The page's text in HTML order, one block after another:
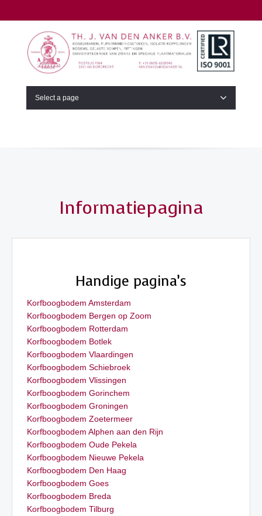
Select a page
Informatiepagina
Handige pagina’s
Korfboogbodem Amsterdam
Korfboogbodem Bergen op Zoom
Korfboogbodem Rotterdam
Korfboogbodem Botlek
Korfboogbodem Vlaardingen
Korfboogbodem Schiebroek
Korfboogbodem Vlissingen
Korfboogbodem Gorinchem
Korfboogbodem Groningen
Korfboogbodem Zoetermeer
Korfboogbodem Alphen aan den Rijn
Korfboogbodem Oude Pekela
Korfboogbodem Nieuwe Pekela
Korfboogbodem Den Haag
Korfboogbodem Goes
Korfboogbodem Breda
Korfboogbodem Tilburg